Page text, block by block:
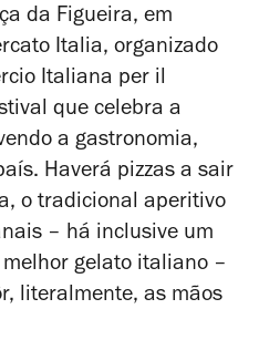
da Figueira, em
Italia, organizado
Italiana per il
que celebra a
a gastronomia,
Haverá pizzas a sair
o tradicional aperitivo
– há inclusive um
gelato italiano –
literalmente, as mãos